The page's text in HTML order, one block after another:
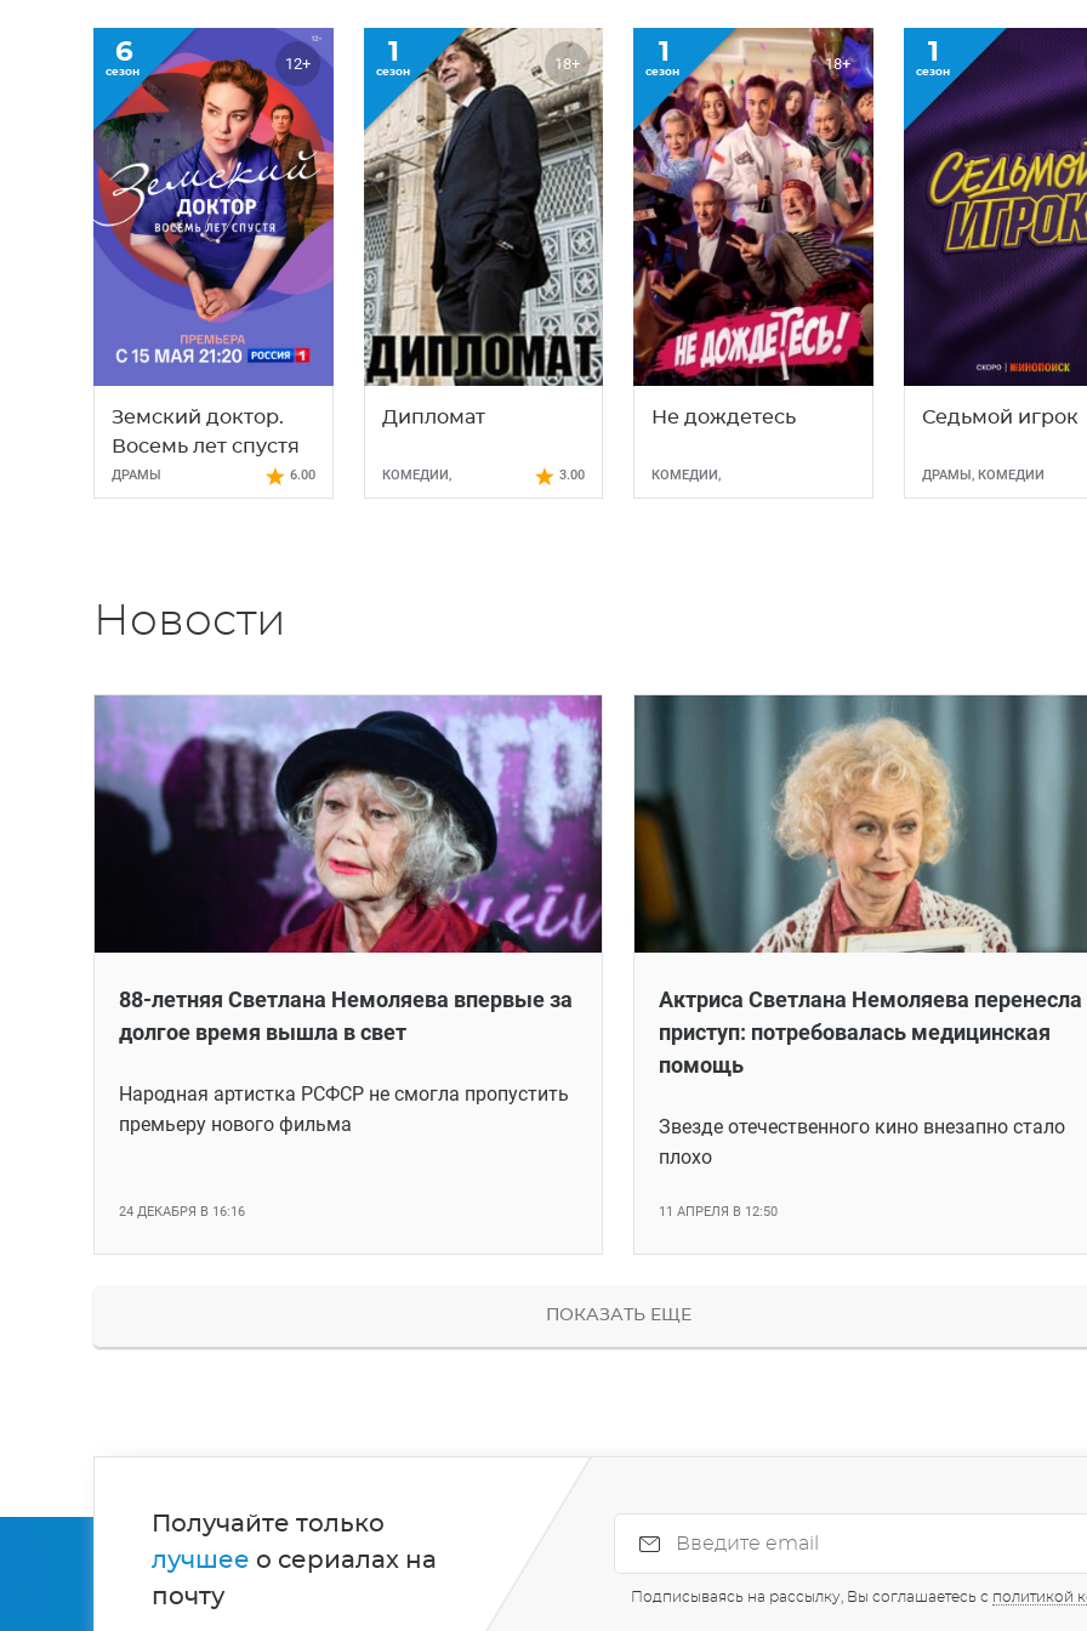
6
сезон 12+
Земский доктор.
Восемь лет спустя
ДРАМЫ 6.00
1
сезон 18+
Дипломат
КОМЕДИИ,
МЕЛОДРАМЫ
3.00
1
сезон 18+
Не дождетесь
КОМЕДИИ,
КРИМИНАЛ,
1
сезон
Седьмой игрок
ДРАМЫ , КОМЕДИИ
Новости
88-летняя Светлана Немоляева впервые за
долгое время вышла в свет
Народная артистка РСФСР не смогла пропустить
премьеру нового фильма
24 ДЕКАБРЯ В 16:16
Актриса Светлана Немоляева перенесла
приступ: потребовалась медицинская
помощь
Звезде отечественного кино внезапно стало
плохо
11 АПРЕЛЯ В 12:50
ПОКАЗАТЬ ЕЩЕ
Получайте только
лучшее о сериалах на
почту
Подписываясь на рассылку, Вы соглашаетесь с политикой